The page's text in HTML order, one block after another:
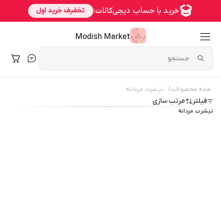
Modish Market
همه محصولات/ تیشرت مردانه
فیلتر مرتب سازی
تیشرت مردانه